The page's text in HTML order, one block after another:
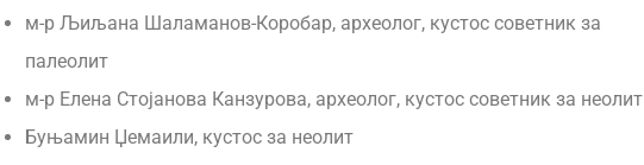
м-р Љиљана Шаламанов-Коробар, археолог, кустос советник за
палеолит
м-р Елена Стојанова Канзурова, археолог, кустос советник за неолит
Буњамин Џемаили, кустос за неолит